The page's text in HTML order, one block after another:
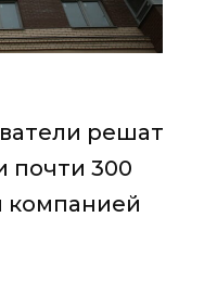
решат
почти 300
компанией